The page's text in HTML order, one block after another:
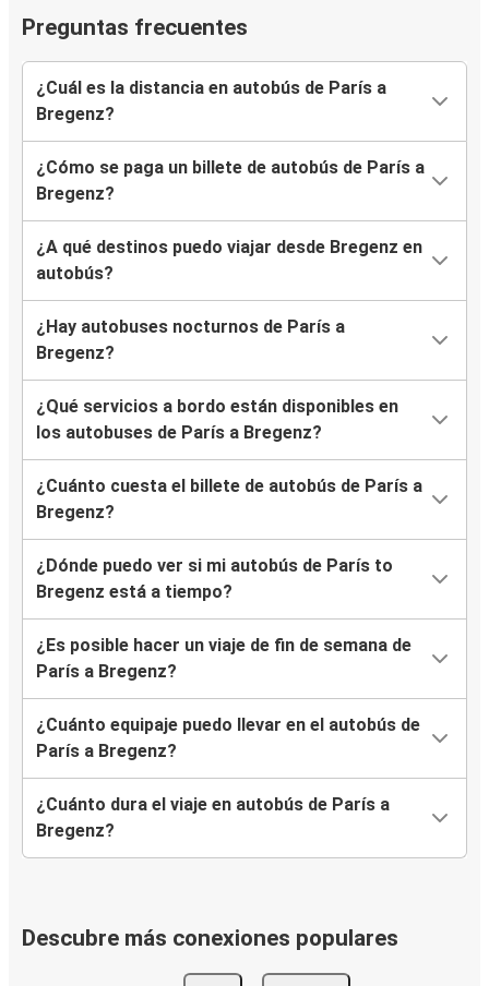
Preguntas frecuentes
¿Cuál es la distancia en autobús de París a
Bregenz?
¿Cómo se paga un billete de autobús de París a
Bregenz?
¿A qué destinos puedo viajar desde Bregenz en
autobús?
¿Hay autobuses nocturnos de París a
Bregenz?
¿Qué servicios a bordo están disponibles en
los autobuses de París a Bregenz?
¿Cuánto cuesta el billete de autobús de París a
Bregenz?
¿Dónde puedo ver si mi autobús de París to
Bregenz está a tiempo?
¿Es posible hacer un viaje de fin de semana de
París a Bregenz?
¿Cuánto equipaje puedo llevar en el autobús de
París a Bregenz?
¿Cuánto dura el viaje en autobús de París a
Bregenz?
Descubre más conexiones populares